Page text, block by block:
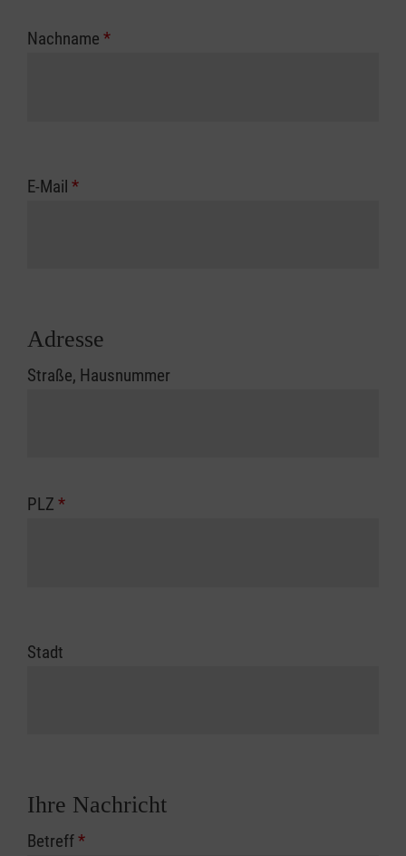
Nachname *
E-Mail *
Adresse
Straße, Hausnummer
PLZ *
Stadt
Ihre Nachricht
Betreff*